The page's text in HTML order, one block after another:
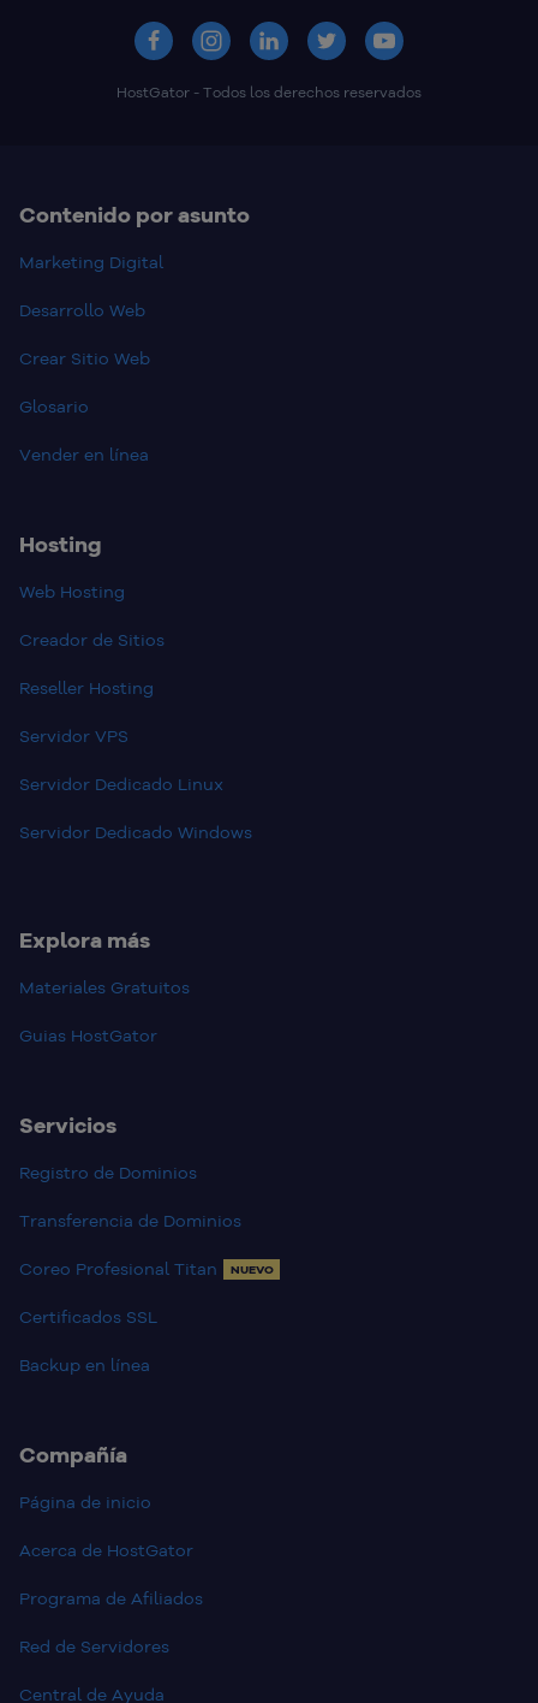
HostGator - Todos los derechos reservados
Contenido por asunto
Marketing Digital
Desarrollo Web
Crear Sitio Web
Glosario
Vender en línea
Hosting
Web Hosting
Creador de Sitios
Reseller Hosting
Servidor VPS
Servidor Dedicado Linux
Servidor Dedicado Windows
Explora más
Materiales Gratuitos
Guias HostGator
Servicios
Registro de Dominios
Transferencia de Dominios
Coreo Profesional Titan NUEVO
Certificados SSL
Backup en línea
Compañía
Página de inicio
Acerca de HostGator
Programa de Afiliados
Red de Servidores
Central de Ayuda